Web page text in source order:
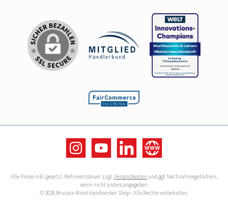
Instagram YouTube LinkedIn Website
Alle Preise inkl. gesetzl. Mehrwertsteuer zzgl.Versandkosten und ggf. Nachnahmegebühren,
wenn nicht anders angegeben.
© 2026 Brunata Minol Handwerker Shop - Alle Rechte vorbehalten.